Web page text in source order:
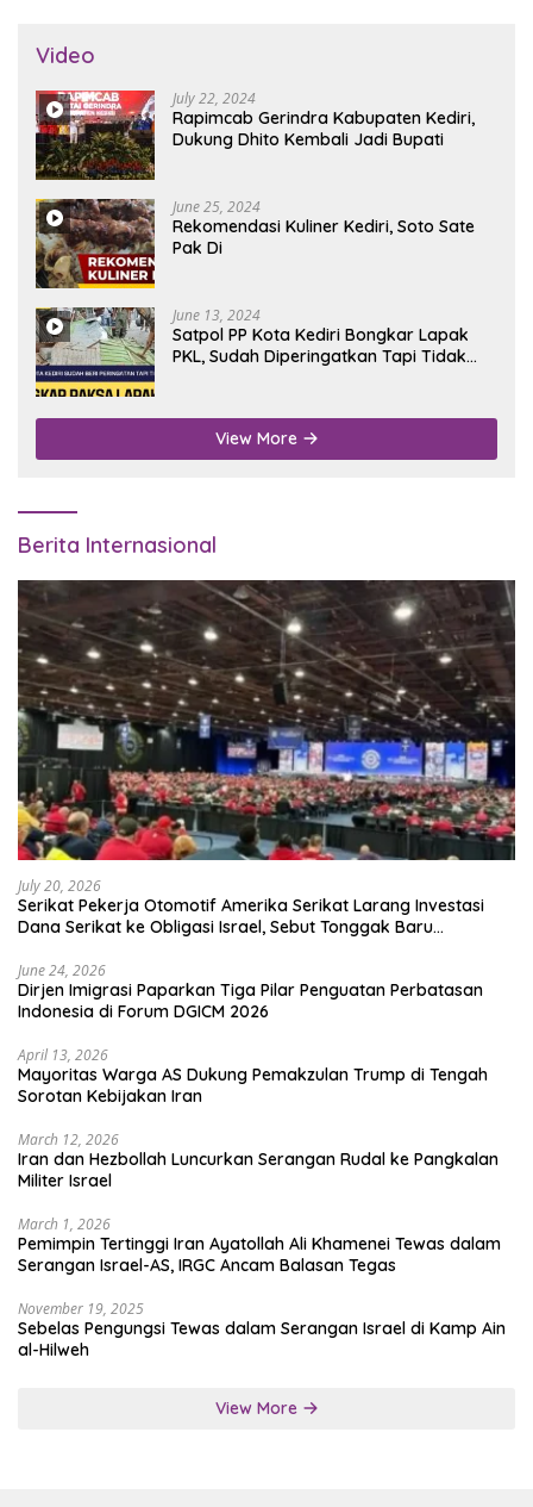
Video
July 22, 2024
Rapimcab Gerindra Kabupaten Kediri,
Dukung Dhito Kembali Jadi Bupati
June 25, 2024
Rekomendasi Kuliner Kediri, Soto Sate
Pak Di
June 13, 2024
Satpol PP Kota Kediri Bongkar Lapak
PKL, Sudah Diperingatkan Tapi Tidak
View More
Berita Internasional
July 20, 2026
Serikat Pekerja Otomotif Amerika Serikat Larang Investasi
Dana Serikat ke Obligasi Israel, Sebut Tonggak Baru
June 24, 2026
Dirjen Imigrasi Paparkan Tiga Pilar Penguatan Perbatasan
Indonesia di Forum DGICM 2026
April 13, 2026
Mayoritas Warga AS Dukung Pemakzulan Trump di Tengah
Sorotan Kebijakan Iran
March 12, 2026
Iran dan Hezbollah Luncurkan Serangan Rudal ke Pangkalan
Militer Israel
March 1, 2026
Pemimpin Tertinggi Iran Ayatollah Ali Khamenei Tewas dalam
Serangan Israel-AS, IRGC Ancam Balasan Tegas
November 19, 2025
Sebelas Pengungsi Tewas dalam Serangan Israel di Kamp Ain
al-Hilweh
View More